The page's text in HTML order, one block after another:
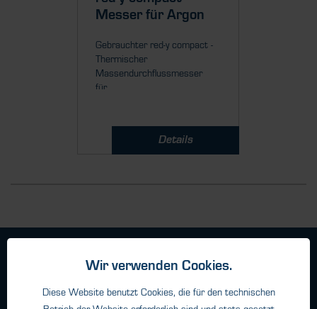
Messer für Argon
Gebrauchter red-y compact -
Thermischer
Massendurchflussmesser
für...
Details
Datenschutz
Wir verwenden Cookies.
Diese Website benutzt Cookies, die für den technischen